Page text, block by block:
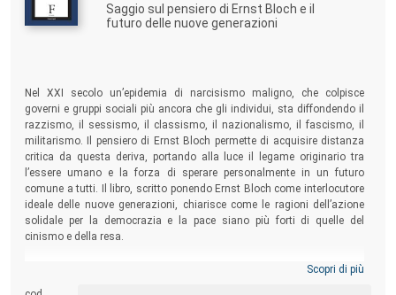
Saggio sul pensiero di Ernst Bloch e il
futuro delle nuove generazioni
Nel XXI secolo un’epidemia di narcisismo maligno, che colpisce
governi e gruppi sociali più ancora che gli individui, sta diffondendo il
razzismo, il sessismo, il classismo, il nazionalismo, il fascismo, il
militarismo. Il pensiero di Ernst Bloch permette di acquisire distanza
critica da questa deriva, portando alla luce il legame originario tra
l’essere umano e la forza di sperare personalmente in un futuro
comune a tutti. Il libro, scritto ponendo Ernst Bloch come interlocutore
ideale delle nuove generazioni, chiarisce come le ragioni dell’azione
solidale per la democrazia e la pace siano più forti di quelle del
cinismo e della resa.
Scopri di più